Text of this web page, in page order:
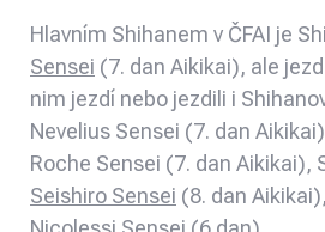
Hlavním Shihanem v ČFAI je
Sensei (7. dan Aikikai), ale
nim jezdí nebo jezdili i
Nevelius Sensei (7. dan
Roche Sensei (7. dan Aikikai),
Seishiro Sensei (8. dan